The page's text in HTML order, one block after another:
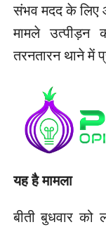
संभव मदद के लिए
मामले
तरनतारन थाने में
यह है मामला
बीती बुधवार